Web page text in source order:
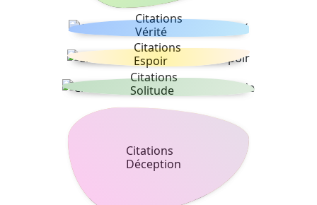
Citations
Vérité
Citations
Espoir
Citations
Solitude
Citations
Déception